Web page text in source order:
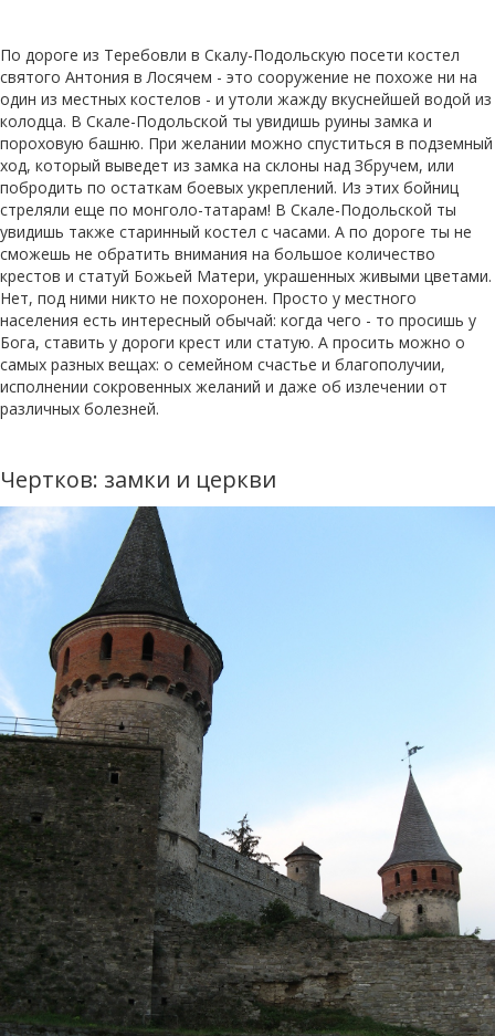
По дороге из Теребовли в Скалу-Подольскую посети костел
святого Антония в Лосячем - это сооружение не похоже ни на
один из местных костелов - и утоли жажду вкуснейшей водой из
колодца. В Скале-Подольской ты увидишь руины замка и
пороховую башню. При желании можно спуститься в подземный
ход, который выведет из замка на склоны над Збручем, или
побродить по остаткам боевых укреплений. Из этих бойниц
стреляли еще по монголо-татарам! В Скале-Подольской ты
увидишь также старинный костел с часами. А по дороге ты не
сможешь не обратить внимания на большое количество
крестов и статуй Божьей Матери, украшенных живыми цветами.
Нет, под ними никто не похоронен. Просто у местного
населения есть интересный обычай: когда чего - то просишь у
Бога, ставить у дороги крест или статую. А просить можно о
самых разных вещах: о семейном счастье и благополучии,
исполнении сокровенных желаний и даже об излечении от
различных болезней.
Чертков: замки и церкви